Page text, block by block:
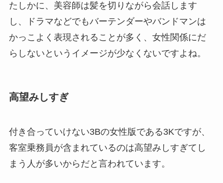
たしかに、美容師は髪を切りながら会話します
し、ドラマなどでもバーテンダーやバンドマンは
かっこよく表現されることが多く、女性関係にだ
らしないというイメージが少なくないですよね。
高望みしすぎ
付き合っていけない3Bの女性版である3Kですが、
客室乗務員が含まれているのは高望みしすぎてし
まう人が多いからだと言われています。